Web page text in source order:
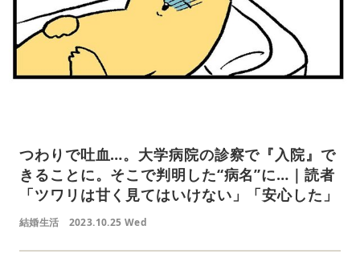
つわりで吐血…。大学病院の診察で『入院』で
きることに。そこで判明した“病名”に…｜読者
「ツワリは甘く見てはいけない」「安心した」
結婚生活 2023.10.25 Wed